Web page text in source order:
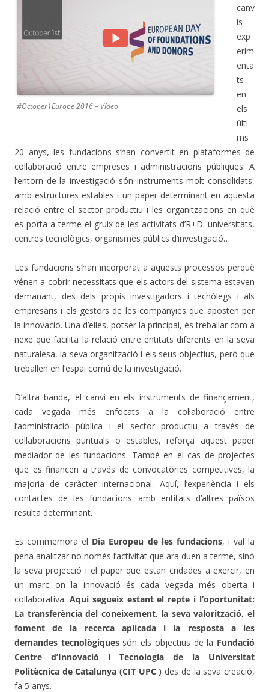
#October1Europe 2016 – Vídeo
canv
is
exp
erim
enta
ts
en
els
últi
ms
20 anys, les fundacions s’han convertit en plataformes de
col·laboració entre empreses i administracions públiques. A
l’entorn de la investigació són instruments molt consolidats,
amb estructures estables i un paper determinant en aquesta
relació entre el sector productiu i les organitzacions en què
es porta a terme el gruix de les activitats d’R+D: universitats,
centres tecnològics, organismes públics d’investigació…
Les fundacions s’han incorporat a aquests processos perquè
vénen a cobrir necessitats que els actors del sistema estaven
demanant, des dels propis investigadors i tecnòlegs i als
empresaris i els gestors de les companyies que aposten per
la innovació. Una d’elles, potser la principal, és treballar com a
nexe que facilita la relació entre entitats diferents en la seva
naturalesa, la seva organització i els seus objectius, però que
treballen en l’espai comú de la investigació.
D’altra banda, el canvi en els instruments de finançament,
cada vegada més enfocats a la col·laboració entre
l’administració pública i el sector productiu a través de
col·laboracions puntuals o estables, reforça aquest paper
mediador de les fundacions. També en el cas de projectes
que es financen a través de convocatòries competitives, la
majoria de caràcter internacional. Aquí, l’experiència i els
contactes de les fundacions amb entitats d’altres països
resulta determinant.
Es commemora el Dia Europeu de les fundacions, i val la
pena analitzar no només l’activitat que ara duen a terme, sinó
la seva projecció i el paper que estan cridades a exercir, en
un marc on la innovació és cada vegada més oberta i
col·laborativa. Aquí segueix estant el repte i l’oportunitat:
La transferència del coneixement, la seva valorització, el
foment de la recerca aplicada i la resposta a les
demandes tecnològiques són els objectius de la Fundació
Centre d’Innovació i Tecnologia de la Universitat
Politècnica de Catalunya (CIT UPC ) des de la seva creació,
fa 5 anys.